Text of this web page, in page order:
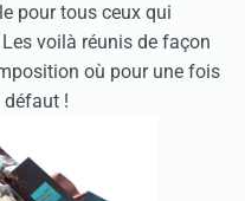
pour tous ceux qui
voilà réunis de façon
où pour une fois
défaut !